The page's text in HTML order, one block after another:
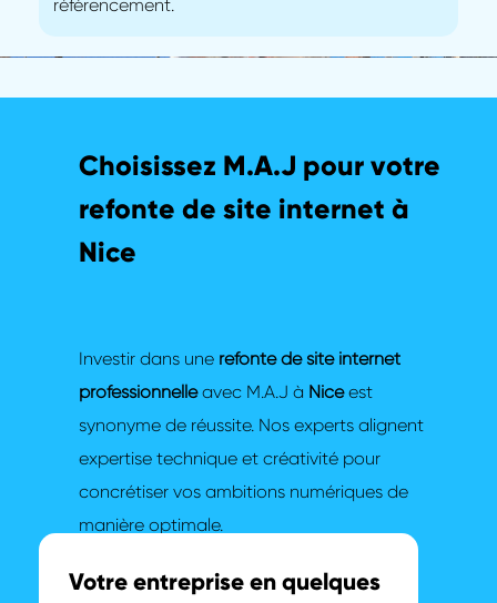
référencement.
Choisissez M.A.J pour votre
refonte de site internet à
Nice
Investir dans une refonte de site internet
professionnelleavec M.A.J à Niceest
synonyme de réussite. Nos experts alignent
expertise technique et créativité pour
concrétiser vos ambitions numériques de
manière optimale.
Votre entreprise en quelques